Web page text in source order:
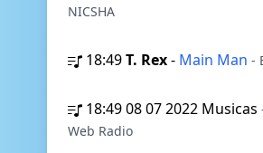
NICSHA
18:49T. Rex- Main Man -
18:4908 07 2022 Musicas
Web Radio